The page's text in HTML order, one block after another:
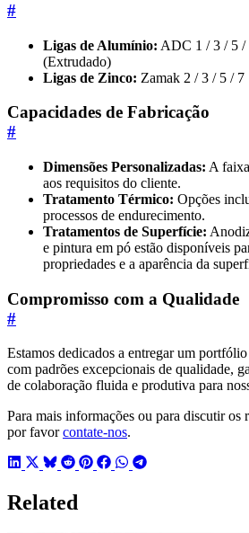
#
Ligas de Alumínio: ADC 1 / 3 / 5 /
(Extrudado)
Ligas de Zinco: Zamak 2 / 3 / 5 / 7
Capacidades de Fabricação
#
Dimensões Personalizadas: A
aos requisitos do cliente.
Tratamento Térmico: Opções
processos de endurecimento.
Tratamentos de Superfície:
e pintura em pó estão disponíveis
propriedades e a aparência da
Compromisso com a Qualidade
#
Estamos dedicados a entregar um
com padrões excepcionais de qualidade,
de colaboração fluida e produtiva para
Para mais informações ou para discutir os
por favorcontate-nos.
Related